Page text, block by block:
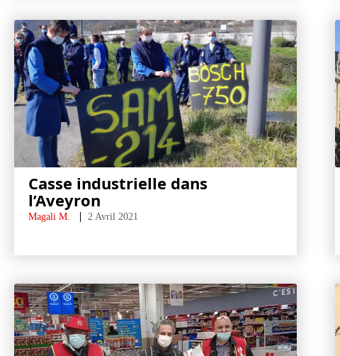
Casse industrielle dans
l’Aveyron
Magali M. 2 Avril 2021